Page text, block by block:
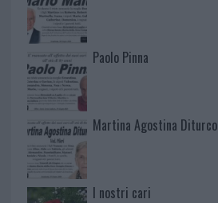
Paolo Pinna
Martina Agostina Diturco
I nostri cari